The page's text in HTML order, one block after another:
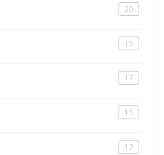
20
15
17
15
12